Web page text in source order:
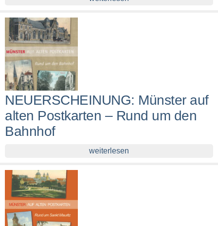
NEUERSCHEINUNG: Münster auf
alten Postkarten – Rund um den
Bahnhof
weiterlesen